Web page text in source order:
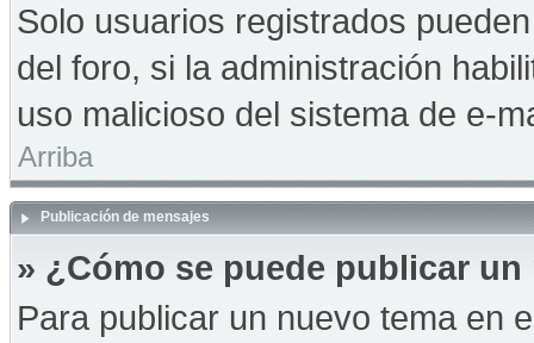
Solo usuarios registrados
del foro, si la administración
uso malicioso del sistema de e-
Arriba
Publicación de mensajes
» ¿Cómo se puede publicar
Para publicar un nuevo tema en